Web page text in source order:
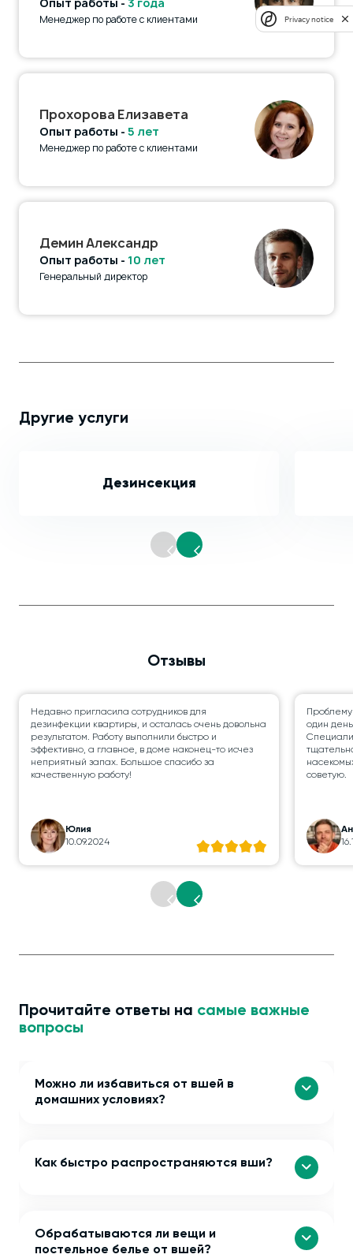
Менеджер по работе с клиентами
Прохорова Елизавета
Опыт работы - 5 лет
Менеджер по работе с клиентами
Демин Александр
Опыт работы - 10 лет
Генеральный директор
Другие услуги
Дезинсекция
Отзывы
Недавно пригласила сотрудников для
дезинфекции квартиры, и осталась очень довольна
результатом. Работу выполнили быстро и
эффективно, а главное, в доме наконец-то исчез
неприятный запах. Большое спасибо за
качественную работу!
Юлия
10.09.2024
один
советую.
Прочитайте ответы на самые важные
вопросы
Можно ли избавиться от вшей в
домашних условиях?
Как быстро распространяются вши?
Обрабатываются ли вещи и
постельное белье от вшей?
Privacy notice